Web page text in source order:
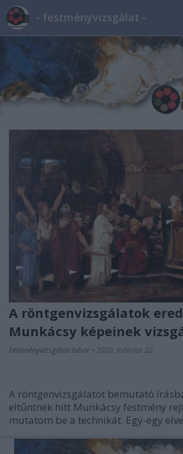
- festményvizsgálat -
A röntgenvizsgálatok
Munkácsy képeinek
Festményvizsgálati labor • 2020. március 22.
A röntgenvizsgálatot bemutató
eltűntnek hitt Munkácsy festmény
mutatom be a technikát. Egy-egy